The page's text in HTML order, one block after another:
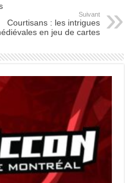
Suivant
Courtisans : les intrigues
en jeu de cartes